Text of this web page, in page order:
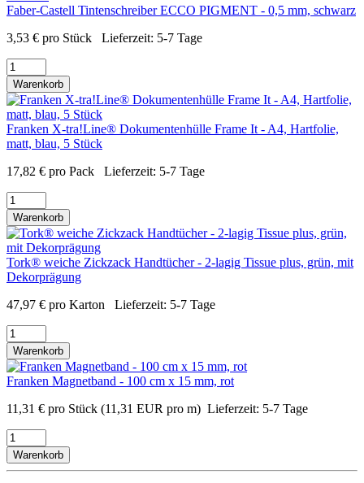
Faber-Castell Tintenschreiber ECCO PIGMENT - 0,5 mm, schwarz
3,53 € pro Stück Lieferzeit: 5-7 Tage
Warenkorb
Franken X-tra!Line® Dokumentenhülle Frame It - A4, Hartfolie,
matt, blau, 5 Stück
17,82 € pro Pack Lieferzeit: 5-7 Tage
Warenkorb
Tork® weiche Zickzack Handtücher - 2-lagig Tissue plus, grün, mit
Dekorprägung
47,97 € pro Karton Lieferzeit: 5-7 Tage
Warenkorb
Franken Magnetband - 100 cm x 15 mm, rot
11,31 € pro Stück (11,31 EUR pro m) Lieferzeit: 5-7 Tage
Warenkorb